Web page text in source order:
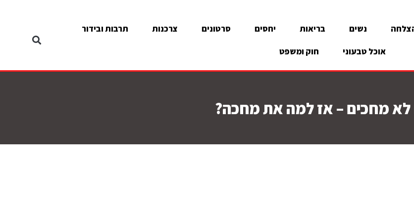
נשים בריאות יחסים סרטונים צרכנות תרבות ובידור
אוכל טבעוני חוק ומשפט
לא מחכים – אז למה את מחכה?